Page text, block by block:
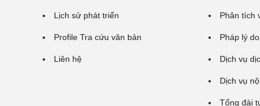
Lịch sử phát triển
Profile Tra cứu văn bản
Liên hệ
Phân tích
Pháp lý
Dịch vụ
Dịch vụ
Tổng đài